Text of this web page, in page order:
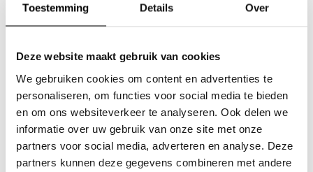
Toestemming Details Over
Deze website maakt gebruik van cookies
We gebruiken cookies om content en advertenties te
personaliseren, om functies voor social media te bieden
en om ons websiteverkeer te analyseren. Ook delen we
informatie over uw gebruik van onze site met onze
partners voor social media, adverteren en analyse. Deze
partners kunnen deze gegevens combineren met andere
deze goed voor als je je telefoon kwijtraakt
maak het inloggen verder af
Meer informatie over het activeren van de authenticator
Inloggen en je identiteit bevestigen met e-mail
vul je e-mailadres in in het MBS inlogscherm,
selecteer ‘eenmalige code opvragen’
je ontvangt een e-mail met login-code voor eenmalig
gebruik